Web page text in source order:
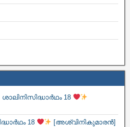
ശാലിനിസിദ്ധാർഥം 18
18
[അശ്വിനികുമാരൻ]